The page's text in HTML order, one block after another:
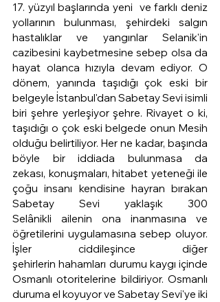
17. yüzyıl başlarında yeni  ve farklı deniz
yollarının bulunması, şehirdeki salgın
hastalıklar ve yangınlar Selanik'in
cazibesini kaybetmesine sebep olsa da
hayat olanca hızıyla devam ediyor. O
dönem, yanında taşıdığı çok eski bir
belgeyle İstanbul'dan Sabetay Sevi isimli
biri şehre yerleşiyor şehre. Rivayet o ki,
taşıdığı o çok eski belgede onun Mesih
olduğu belirtiliyor. Her ne kadar, başında
böyle bir iddiada bulunmasa da
zekası, konuşmaları, hitabet yeteneği ile
çoğu insanı kendisine hayran bırakan
Sabetay Sevi yaklaşık 300
Selânikli ailenin ona inanmasına ve
öğretilerini uygulamasına sebep oluyor.
İşler ciddileşince diğer
şehirlerin hahamları durumu kaygı içinde
Osmanlı otoritelerine bildiriyor. Osmanlı
duruma el koyuyor ve Sabetay Sevi'ye iki